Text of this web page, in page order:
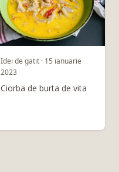
Idei de gatit · 15 ianuarie
2023
Ciorba de burta de vita